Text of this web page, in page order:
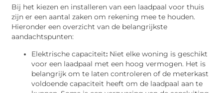
Bij het kiezen en installeren van een laadpaal voor thuis
zijn er een aantal zaken om rekening mee te houden.
Hieronder een overzicht van de belangrijkste
aandachtspunten:
Elektrische capaciteit: Niet elke woning is geschikt
voor een laadpaal met een hoog vermogen. Het is
belangrijk om te laten controleren of de meterkast
voldoende capaciteit heeft om de laadpaal aan te